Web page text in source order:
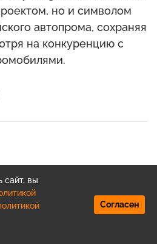
но и символом
автопрома, сохраняя
на конкуренцию с
сайт, вы
Согласен